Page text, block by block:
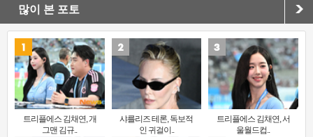
많이 본 포토
트리플에스 김채연, 개
그맨 김규..
샤를리즈 테론, 독보적
인 귀걸이..
트리플에스 김채연, 서
울월드컵..